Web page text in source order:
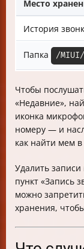
Место
История
Папка /
Чтобы
«Недавние»,
иконка
номеру — и
как найти мем
Удалить
пункт «Запись
можно
хранения,